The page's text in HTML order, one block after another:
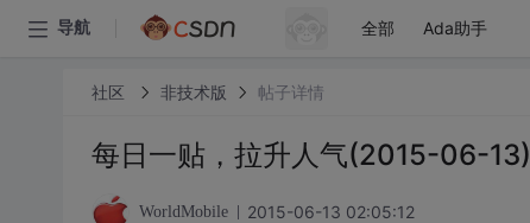
导航 全部 Ada助手
社区 非技术版 帖子详情
每日一贴，拉升人气(2015-06-13)
WorldMobile 2015-06-13 02:05:12